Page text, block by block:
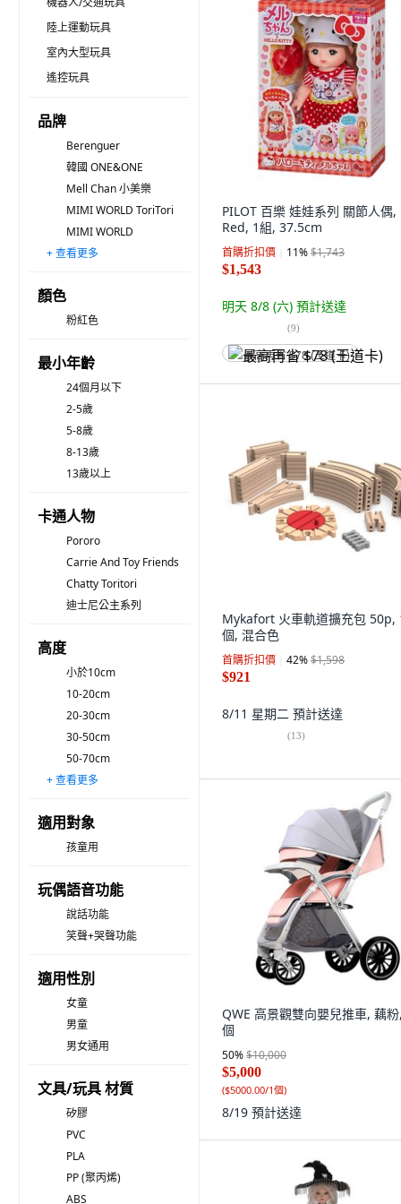
陸上運動玩具
室內大型玩具
遙控玩具
品牌
Berenguer
韓國 ONE&ONE
Mell Chan 小美樂
MIMI WORLD ToriTori
MIMI WORLD
Kes.B
FIRST FAMILY
Disney STORE
TAKARA TOMY Licca 莉卡娃娃
COCO mom
無品牌
CoComelon 可可瓜
Mykafort
Magic Castle
ONE&ONE 慶峯棉業
EPOCH Sylvanian Families 森林家族
PILOT 百樂
tender leaf
mentari
Pororo 淘氣小企鵝
+ 查看更多
顏色
粉紅色
最小年齡
24個月以下
2-5歲
5-8歲
8-13歲
13歲以上
卡通人物
Pororo
Carrie And Toy Friends
Chatty Toritori
迪士尼公主系列
高度
小於10cm
10-20cm
20-30cm
30-50cm
50-70cm
70-90cm
90-100cm
100cm以上
+ 查看更多
適用對象
孩童用
玩偶語音功能
說話功能
笑聲+哭聲功能
適用性別
女童
男童
男女通用
文具/玩具 材質
矽膠
PVC
PLA
PP (聚丙烯)
ABS
PILOT 百樂 娃娃系列 關節人偶,
Red, 1組, 37.5cm
首購折扣價 11%$1,743
$1,543
明天 8/8 (六) 預計送達
(9)
最高再省 $78 (王道卡)
Mykafort 火車軌道擴充包 50p,
個, 混合色
首購折扣價 42%$1,598
$921
8/11 星期二 預計送達
(13)
QWE 高景觀雙向嬰兒推車, 藕
個
50%$10,000
$5,000
($5000.00/1個)
8/19 預計送達